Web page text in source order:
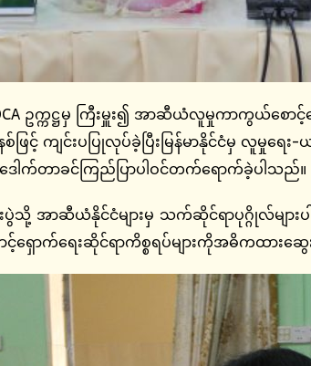
က္ကဋ္ဌမှ ကြီးမှူး၍ အာဆီယံလူမှုကာကွယ်စောင့်
ဖြင့် ကျင်းပပြုလုပ်ခဲ့ပြီးမြန်မာနိုင်ငံမှ လူမှု
ဒေါက်တာခင်ကြည်ပြာပါဝင်တက်ရောက်ခဲ့ပါသည်။
ယံနိုင်ငံများမှ သက်ဆိုင်ရာပုဂ္ဂိုလ်များပါဝ
ာက်ရေးဆိုင်ရာကိစ္စရပ်များကိုအဓိကထားဆွေ